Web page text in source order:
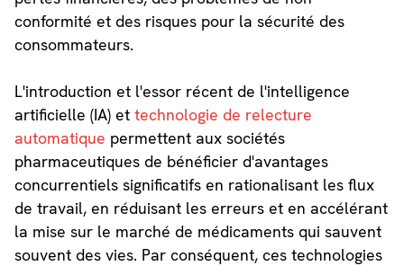
conformité et des risques pour la sécurité des
consommateurs.
L'introduction et l'essor récent de l'intelligence
artificielle (IA) et technologie de relecture
automatique permettent aux sociétés
pharmaceutiques de bénéficier d'avantages
concurrentiels significatifs en rationalisant les flux
de travail, en réduisant les erreurs et en accélérant
la mise sur le marché de médicaments qui sauvent
souvent des vies. Par conséquent, ces technologies